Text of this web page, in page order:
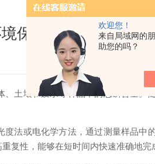
欢迎您！
来自局域网的
助您的吗？
保护中的前景
壤和废水等样品中的总磷含量。
或电化学方法，通过测量样品中
复性，能够在短时间内快速准确地完